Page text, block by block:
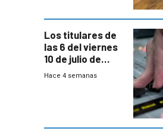
Los titulares de
las 6 del viernes
10 de julio de
2026
Hace 4 semanas